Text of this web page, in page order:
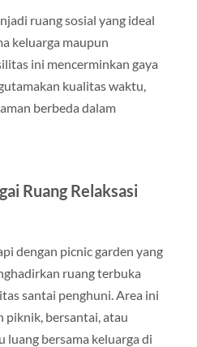
ruang sosial yang ideal
keluarga maupun
ini mencerminkan gaya
kualitas waktu,
berbeda dalam
Ruang Relaksasi
dengan picnic garden yang
ruang terbuka
santai penghuni. Area ini
piknik, bersantai, atau
luang bersama keluarga di